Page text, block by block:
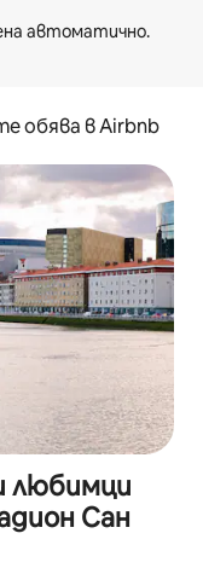
обява в Airbnb
любимци
Сан